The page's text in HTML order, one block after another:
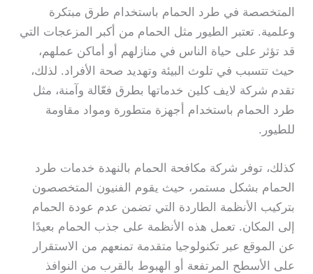
المتخصصة في طرد الحمام باستخدام طرق مبتكرة
وعلمية. تعتبر الطيور مثل الحمام من أكبر المزعجات التي
قد تؤثر على حياة الناس في منازلهم أو أماكن عملهم،
حيث تتسبب في تلوث البيئة وتهديد صحة الأفراد. لذلك،
تقدم شركة لايف كلين خدماتها بطرق فعّالة وآمنة، مثل
طرد الحمام باستخدام أجهزة متطورة ومواد مقاومة
للطيور.
كذلك، توفر شركة مكافحة الحمام بالنهدة خدمات طرد
الحمام بشكل مستمر، حيث يقوم الفنيون المتخصصون
بتركيب الأنظمة الطاردة التي تضمن عدم عودة الحمام
إلى المكان. تعمل هذه الأنظمة على جذب الحمام بعيدًا
عن الموقع عبر تكنولوجيا متقدمة تمنعهم من الاستقرار
على الأسطح المرتفعة أو الهبوط بالقرب من النوافذ